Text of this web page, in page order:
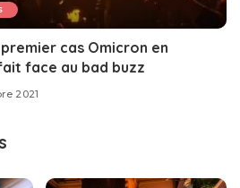
cas Omicron en
face au bad buzz
2021